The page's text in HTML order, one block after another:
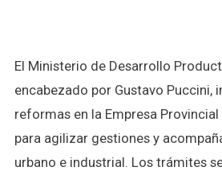
El Ministerio de Desarrollo
encabezado por Gustavo Puccini,
reformas en la Empresa Provincial
para agilizar gestiones y
urbano e industrial. Los trámites